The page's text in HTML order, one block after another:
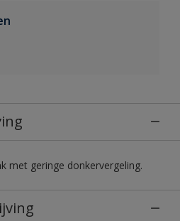
met geringe donkervergeling.